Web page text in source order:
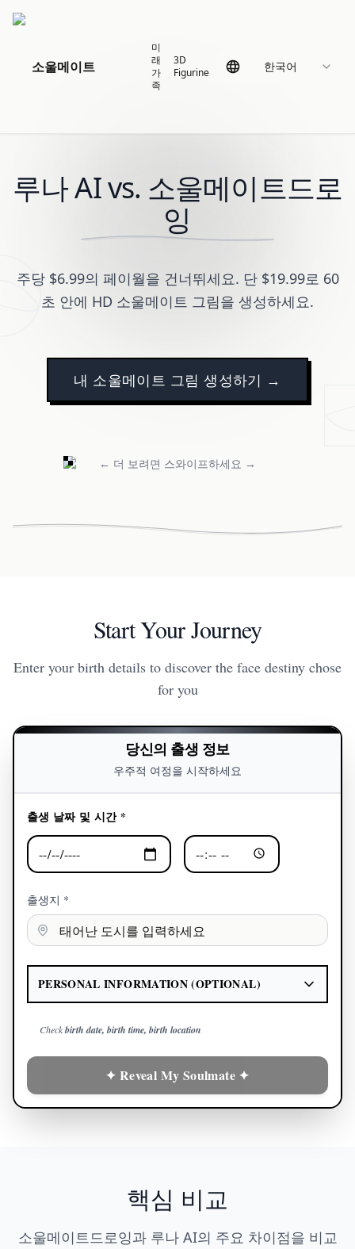
소울메이트
미
래
가
족
3D
Figurine
한국어
루나 AI vs. 소울메이트드로
잉
주당 $6.99의 페이월을 건너뛰세요. 단 $19.99로 60
초 안에 HD 소울메이트 그림을 생성하세요.
내 소울메이트 그림 생성하기 →
← 더 보려면 스와이프하세요 →
Start Your Journey
Enter your birth details to discover the face destiny chose
for you
당신의 출생 정보
우주적 여정을 시작하세요
출생 날짜 및 시간 *
출생지 *
PERSONAL INFORMATION (OPTIONAL)
Checkbirth date, birth time, birth location
✦ Reveal My Soulmate ✦
핵심 비교
소울메이트드로잉과 루나 AI의 주요 차이점을 비교